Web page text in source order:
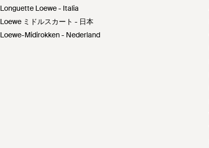
Longuette Loewe - Italia
Loewe ミドルスカート - 日本
Loewe-Midirokken - Nederland